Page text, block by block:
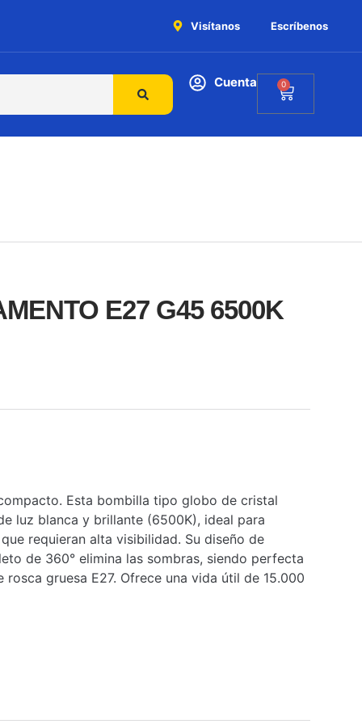
Visítanos Escríbenos
Cuenta 0
E27 G45 6500K
Esta bombilla tipo globo de cristal
luz blanca y brillante (6500K), ideal para
requieran alta visibilidad. Su diseño de
de 360° elimina las sombras, siendo perfecta
gruesa E27. Ofrece una vida útil de 15.000